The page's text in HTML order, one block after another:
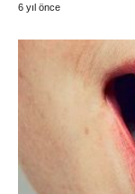
6 yıl önce